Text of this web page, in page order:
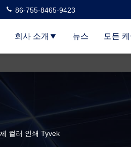
86-755-8465-9423
회사 소개 뉴스 모든
컬러 인쇄 Tyvek